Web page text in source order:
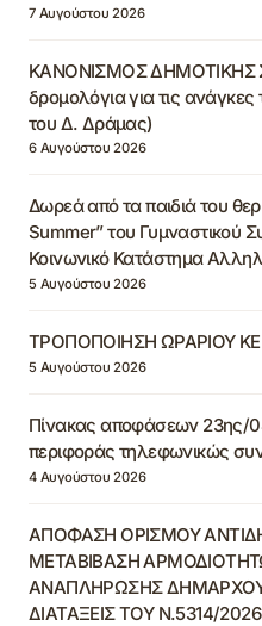
7 Αυγούστου 2026
ΚΑΝΟΝΙΣΜΟΣ ΔΗΜΟΤΙΚΗΣ
δρομολόγια για τις
του Δ. Δράμας)
6 Αυγούστου 2026
Δωρεά από τα παιδιά του
Summer” του Γυμναστικού
Κοινωνικό Κατάστημα
5 Αυγούστου 2026
ΤΡΟΠΟΠΟΙΗΣΗ ΩΡΑΡΙΟΥ
5 Αυγούστου 2026
Πίνακας αποφάσεων 23ης/
περιφοράς τηλεφωνικώς
4 Αυγούστου 2026
ΑΠΟΦΑΣΗ ΟΡΙΣΜΟΥ
ΜΕΤΑΒΙΒΑΣΗ
ΑΝΑΠΛΗΡΩΣΗΣ
ΔΙΑΤΑΞΕΙΣ ΤΟΥ Ν.5314/2026